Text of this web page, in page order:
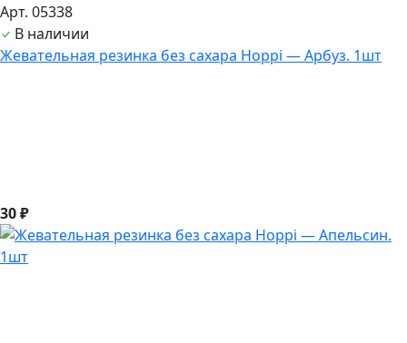
Арт. 05338
В наличии
Жевательная резинка без сахара Hoppi — Арбуз. 1шт
30 ₽